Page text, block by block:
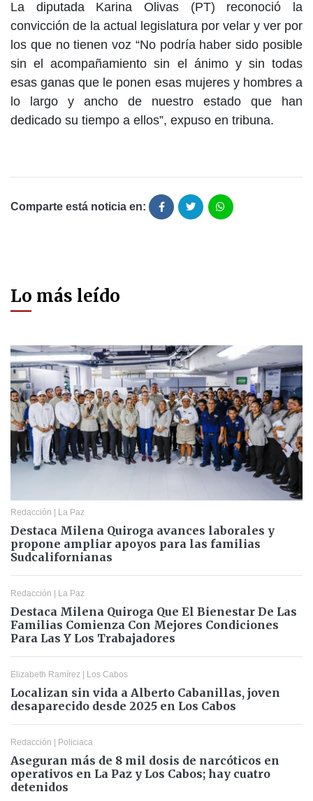
La diputada Karina Olivas (PT) reconoció la
convicción de la actual legislatura por velar y ver por
los que no tienen voz “No podría haber sido posible
sin el acompañamiento sin el ánimo y sin todas
esas ganas que le ponen esas mujeres y hombres a
lo largo y ancho de nuestro estado que han
dedicado su tiempo a ellos”, expuso en tribuna.
Comparte está noticia en:
Lo más leído
Redacción | La Paz
Destaca Milena Quiroga avances laborales y
propone ampliar apoyos para las familias
Sudcalifornianas
Redacción | La Paz
Destaca Milena Quiroga Que El Bienestar De Las
Familias Comienza Con Mejores Condiciones
Para Las Y Los Trabajadores
Elizabeth Ramírez | Los Cabos
Localizan sin vida a Alberto Cabanillas, joven
desaparecido desde 2025 en Los Cabos
Redacción | Policiaca
Aseguran más de 8 mil dosis de narcóticos en
operativos en La Paz y Los Cabos; hay cuatro
detenidos